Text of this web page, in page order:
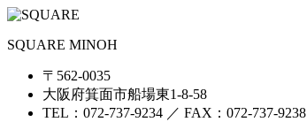
SQUARE MINOH
〒562-0035
大阪府箕面市船場東1-8-58
TEL：072-737-9234 ／ FAX：072-737-9238